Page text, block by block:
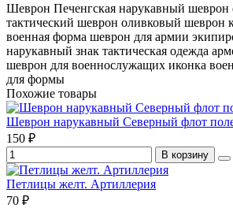
Шеврон Печенгская нарукавный шеврон
тактический шеврон оливковый шеврон
военная форма шеврон для армии
нарукавный знак тактическая одежда
шеврон для военнослужащих иконка
для формы
Похожие товары
Шеврон нарукавный Северный флот
150 ₽
В корзину
Петлицы желт. Артиллерия
70 ₽